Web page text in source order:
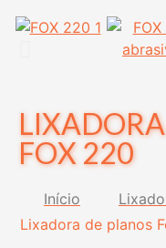
FOX 220
Início
Lixadora de planos